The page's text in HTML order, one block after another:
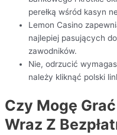
perełką wśród kasyn
Lemon Casino
najlepiej pasujących
zawodników.
Nie, odrzucić
należy kliknąć polski
Czy Mogę
Wraz Z